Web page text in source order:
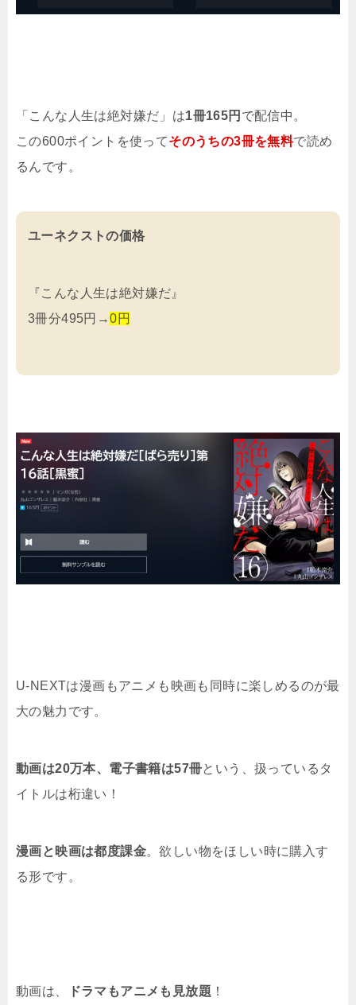
「こんな人生は絶対嫌だ」は1冊165円 で配信中。
この600ポイントを使ってそのうちの3冊を無料で読め
るんです。
ユーネクストの価格
『こんな人生は絶対嫌だ』
3冊分495円→0円
U-NEXTは漫画もアニメも映画も同時に楽しめるのが最
大の魅力です。
動画は20万本、電子書籍は57冊という、扱っているタ
イトルは桁違い！
漫画と映画は都度課金。欲しい物をほしい時に購入す
る形です。
動画は、 ドラマもアニメも見放題 ！